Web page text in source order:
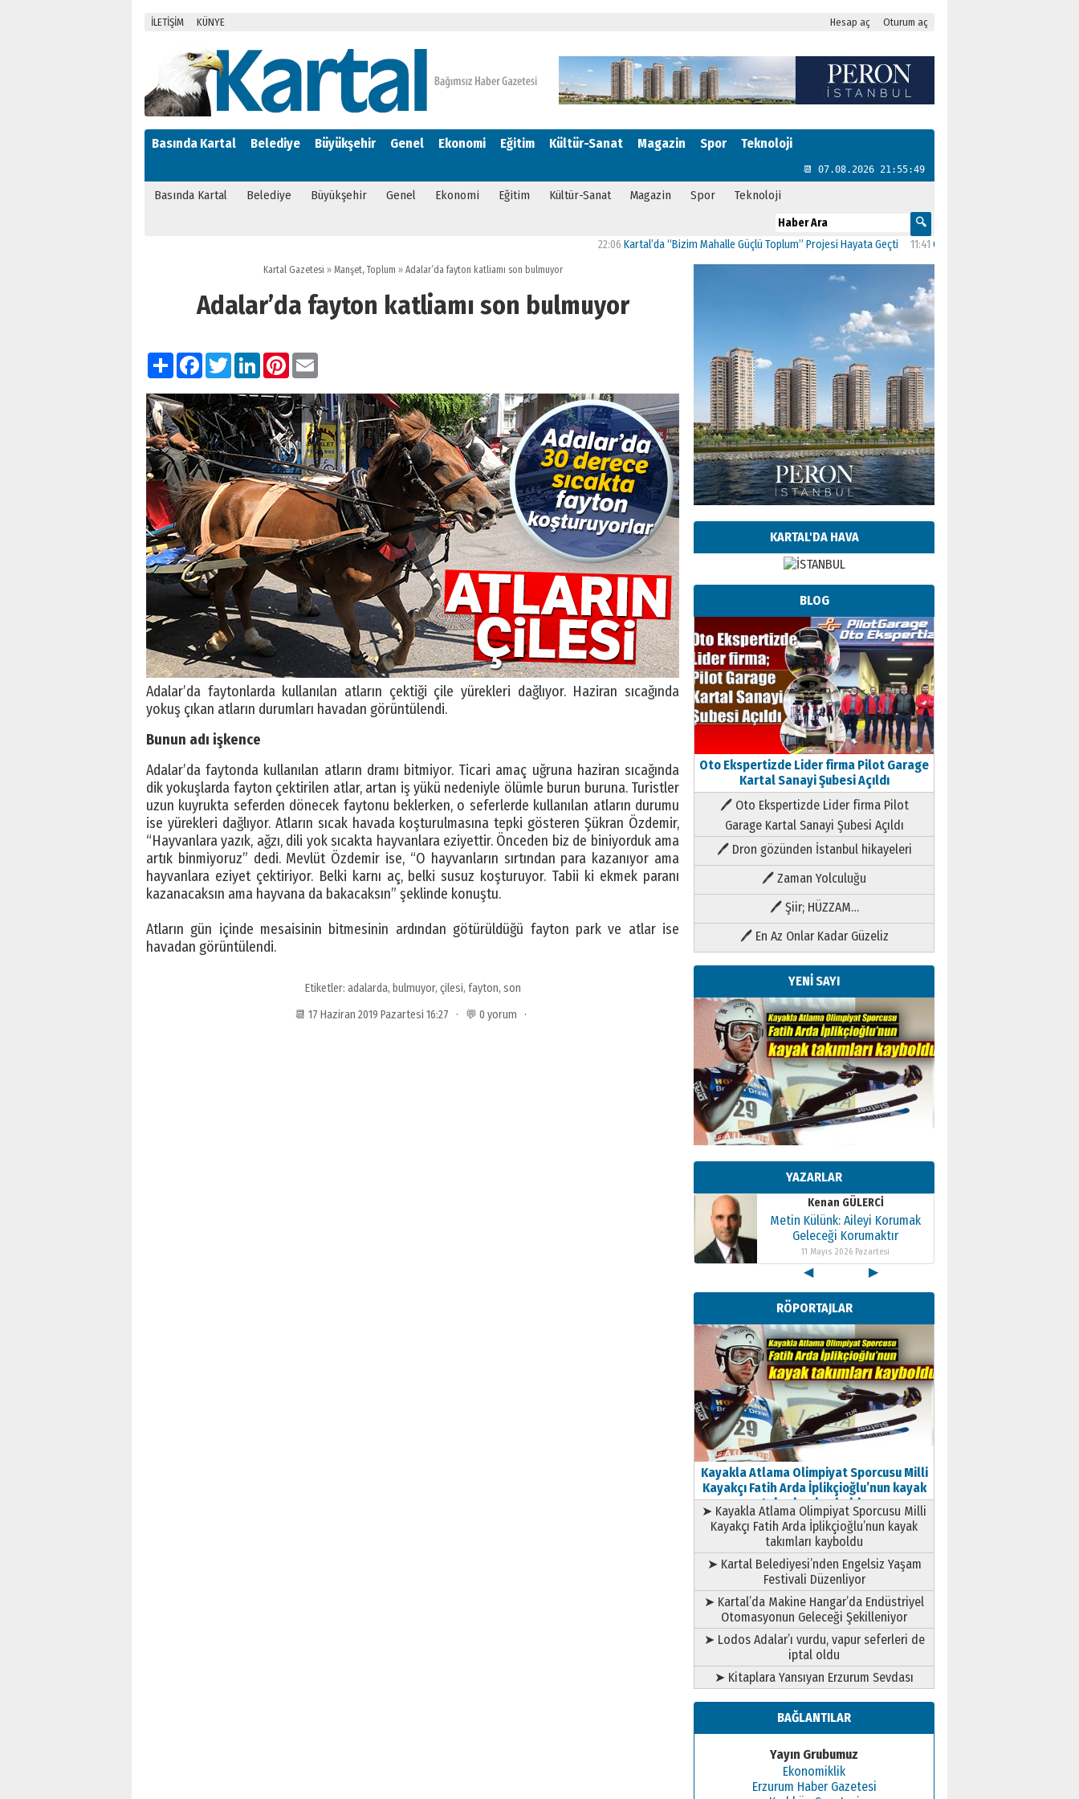
İLETİŞİM KÜNYE Hesap aç Oturum aç
Basında Kartal Belediye Büyükşehir Genel Ekonomi Eğitim Kültür-Sanat Magazin Spor Teknoloji
📆 07.08.2026 21:55:49
Basında Kartal Belediye Büyükşehir Genel Ekonomi Eğitim Kültür-Sanat Magazin Spor Teknoloji
Kartal’da “Bizim Mahalle Güçlü Toplum” Projesi Hayata Geçti 11:41 CHP Kartal’da Gülşen Neşe Büklü
Kartal Gazetesi » Manşet,Toplum »Adalar’da fayton katliamı son bulmuyor
Adalar’da fayton katliamı son bulmuyor
PaylaşFacebook
TwitterLinkedInPinterest
Adalar’da faytonlarda kullanılan atların çektiği çile yürekleri dağlıyor. Haziran sıcağında
yokuş çıkan atların durumları havadan görüntülendi.
Bunun adı işkence
Adalar’da faytonda kullanılan atların dramı bitmiyor. Ticari amaç uğruna haziran sıcağında
dik yokuşlarda fayton çektirilen atlar, artan iş yükü nedeniyle ölümle burun buruna. Turistler
uzun kuyrukta seferden dönecek faytonu beklerken, o seferlerde kullanılan atların durumu
ise yürekleri dağlıyor. Atların sıcak havada koşturulmasına tepki gösteren Şükran Özdemir,
“Hayvanlara yazık, ağzı, dili yok sıcakta hayvanlara eziyettir. Önceden biz de biniyorduk ama
artık binmiyoruz” dedi. Mevlüt Özdemir ise, “O hayvanların sırtından para kazanıyor ama
hayvanlara eziyet çektiriyor. Belki karnı aç, belki susuz koşturuyor. Tabii ki ekmek paranı
kazanacaksın ama hayvana da bakacaksın” şeklinde konuştu.
Atların gün içinde mesaisinin bitmesinin ardından götürüldüğü fayton park ve atlar ise
havadan görüntülendi.
Etiketler: adalarda, bulmuyor, çilesi, fayton, son
📆 17 Haziran 2019 Pazartesi 16:27 · 💬 0 yorum ·
KARTAL'DA HAVA
BLOG
Oto Ekspertizde Lider firma Pilot Garage
Kartal Sanayi Şubesi Açıldı
🖊 Oto Ekspertizde Lider firma Pilot
Garage Kartal Sanayi Şubesi Açıldı
🖊 Dron gözünden İstanbul hikayeleri
🖊 Zaman Yolculuğu
🖊 Şiir; HÜZZAM…
🖊 En Az Onlar Kadar Güzeliz
YENİ SAYI
YAZARLAR
Kenan GÜLERCİ
Metin Külünk: Aileyi Korumak
Geleceği Korumaktır
Kenan GÜLERCİ
Metin Külünk: Aileyi Korumak
Geleceği Korumaktır
11 Mayıs 2026 Pazartesi
Kenan GÜLERCİ
Metin Külünk: Aileyi Korumak
Geleceği Korumaktır
11 Mayıs 2026 Pazartesi
◀ ▶
RÖPORTAJLAR
Kayakla Atlama Olimpiyat Sporcusu Milli
Kayakçı Fatih Arda İplikçioğlu’nun kayak
takımları kayboldu
➤ Kayakla Atlama Olimpiyat Sporcusu Milli
Kayakçı Fatih Arda İplikçioğlu’nun kayak
takımları kayboldu
➤ Kartal Belediyesi’nden Engelsiz Yaşam
Festivali Düzenliyor
➤ Kartal’da Makine Hangar’da Endüstriyel
Otomasyonun Geleceği Şekilleniyor
➤ Lodos Adalar’ı vurdu, vapur seferleri de
iptal oldu
➤ Kitaplara Yansıyan Erzurum Sevdası
BAĞLANTILAR
Yayın Grubumuz
Ekonomiklik
Erzurum Haber Gazetesi